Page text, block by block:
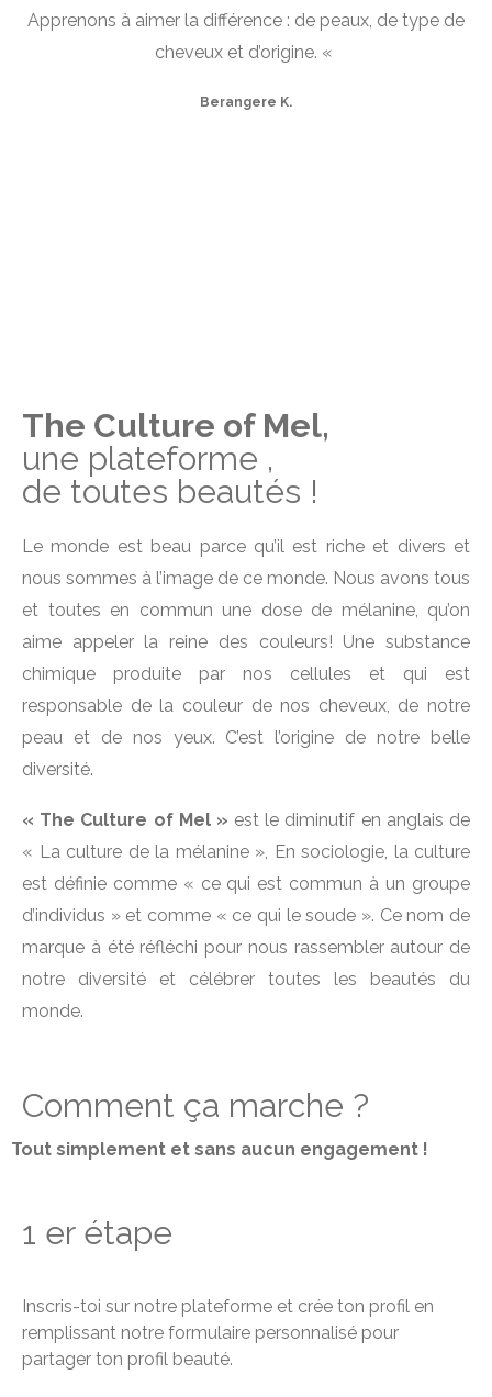
Apprenons à aimer la différence : de peaux, de type de
cheveux et d’origine. «
Berangere K.
The Culture of Mel,
une plateforme ,
de toutes beautés !
Le monde est beau parce qu’il est riche et divers et
nous sommes à l’image de ce monde. Nous avons tous
et toutes en commun une dose de mélanine, qu’on
aime appeler la reine des couleurs! Une substance
chimique produite par nos cellules et qui est
responsable de la couleur de nos cheveux, de notre
peau et de nos yeux. C’est l’origine de notre belle
diversité.
« The Culture of Mel » est le diminutif en anglais de
« La culture de la mélanine », En sociologie, la culture
est définie comme « ce qui est commun à un groupe
d’individus » et comme « ce qui le soude ». Ce nom de
marque à été réfléchi pour nous rassembler autour de
notre diversité et célébrer toutes les beautés du
monde.
Comment ça marche ?
Tout simplement et sans aucun engagement !
1 er étape
Inscris-toi sur notre plateforme et crée ton profil en
remplissant notre formulaire personnalisé pour
partager ton profil beauté.